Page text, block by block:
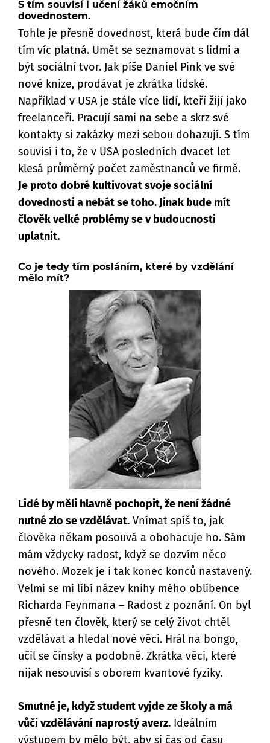
S tím souvisí i učení žáků emočním
dovednostem.
Tohle je přesně dovednost, která bude čím dál
tím víc platná. Umět se seznamovat s lidmi a
být sociální tvor. Jak píše Daniel Pink ve své
nové knize, prodávat je zkrátka lidské.
Například v USA je stále více lidí, kteří žijí jako
freelanceři. Pracují sami na sebe a skrz své
kontakty si zakázky mezi sebou dohazují. S tím
souvisí i to, že v USA posledních dvacet let
klesá průměrný počet zaměstnanců ve firmě.
Je proto dobré kultivovat svoje sociální
dovednosti a nebát se toho. Jinak bude mít
člověk velké problémy se v budoucnosti
uplatnit.
Co je tedy tím posláním, které by vzdělání
mělo mít?
Lidé by měli hlavně pochopit, že není žádné
nutné zlo se vzdělávat. Vnímat spíš to, jak
člověka někam posouvá a obohacuje ho. Sám
mám vždycky radost, když se dozvím něco
nového. Mozek je i tak konec konců nastavený.
Velmi se mi líbí název knihy mého oblíbence
Richarda Feynmana – Radost z poznání. On byl
přesně ten člověk, který se celý život chtěl
vzdělávat a hledal nové věci. Hrál na bongo,
učil se čínsky a podobně. Zkrátka věci, které
nijak nesouvisí s oborem kvantové fyziky.
Smutné je, když student vyjde ze školy a má
vůči vzdělávání naprostý averz. Ideálním
výstupem by mělo být, aby si čas od času